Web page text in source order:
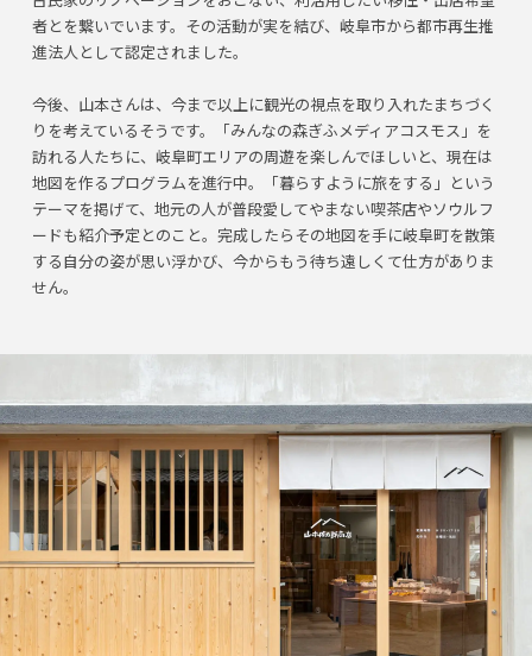
者とを繋いでいます。その活動が実を結び、岐阜市から都市再生推
進法人として認定されました。
今後、山本さんは、今まで以上に観光の視点を取り入れたまちづく
りを考えているそうです。「みんなの森ぎふメディアコスモス」を
訪れる人たちに、岐阜町エリアの周遊を楽しんでほしいと、現在は
地図を作るプログラムを進行中。「暮らすように旅をする」という
テーマを掲げて、地元の人が普段愛してやまない喫茶店やソウルフ
ードも紹介予定とのこと。完成したらその地図を手に岐阜町を散策
する自分の姿が思い浮かび、今からもう待ち遠しくて仕方がありま
せん。